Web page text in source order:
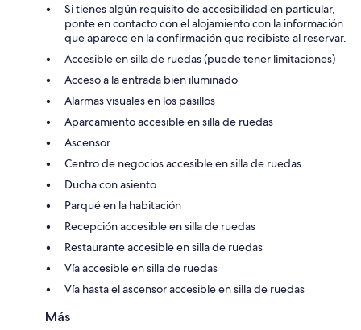
Si tienes algún requisito de accesibilidad en particular,
ponte en contacto con el alojamiento con la información
que aparece en la confirmación que recibiste al reservar.
Accesible en silla de ruedas (puede tener limitaciones)
Acceso a la entrada bien iluminado
Alarmas visuales en los pasillos
Aparcamiento accesible en silla de ruedas
Ascensor
Centro de negocios accesible en silla de ruedas
Ducha con asiento
Parqué en la habitación
Recepción accesible en silla de ruedas
Restaurante accesible en silla de ruedas
Vía accesible en silla de ruedas
Vía hasta el ascensor accesible en silla de ruedas
Más